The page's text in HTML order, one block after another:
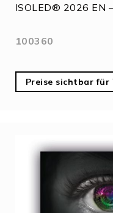
ISOLED® 2026 EN
100360
Preise sichtbar